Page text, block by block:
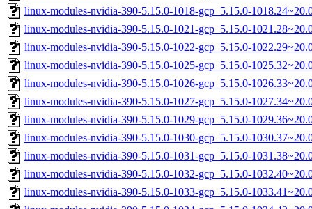
linux-modules-nvidia-390-5.15.0-1018-gcp_5.15.0-
linux-modules-nvidia-390-5.15.0-1021-gcp_5.15.0-
linux-modules-nvidia-390-5.15.0-1022-gcp_5.15.0-
linux-modules-nvidia-390-5.15.0-1025-gcp_5.15.0-
linux-modules-nvidia-390-5.15.0-1026-gcp_5.15.0-
linux-modules-nvidia-390-5.15.0-1027-gcp_5.15.0-
linux-modules-nvidia-390-5.15.0-1029-gcp_5.15.0-
linux-modules-nvidia-390-5.15.0-1030-gcp_5.15.0-
linux-modules-nvidia-390-5.15.0-1031-gcp_5.15.0-
linux-modules-nvidia-390-5.15.0-1032-gcp_5.15.0-
linux-modules-nvidia-390-5.15.0-1033-gcp_5.15.0-